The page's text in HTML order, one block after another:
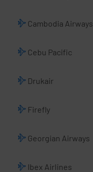
Cambodia Airways
Cebu Pacific
Drukair
Firefly
Georgian Airways
Ibex Airlines